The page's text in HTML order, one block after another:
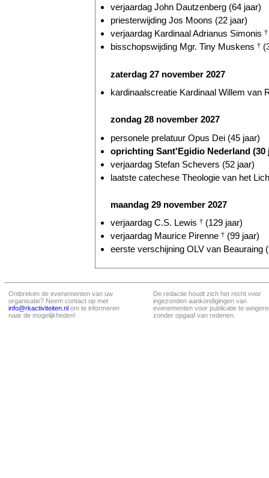
verjaardag John Dautzenberg (64 jaar)
priesterwijding Jos Moons (22 jaar)
verjaardag Kardinaal Adrianus Simonis †
bisschopswijding Mgr. Tiny Muskens †
zaterdag 27 november 2027
kardinaalscreatie Kardinaal Willem van
zondag 28 november 2027
personele prelatuur Opus Dei (45 jaar)
oprichting Sant'Egidio Nederland (30
verjaardag Stefan Schevers (52 jaar)
laatste catechese Theologie van het
maandag 29 november 2027
verjaardag C.S. Lewis † (129 jaar)
verjaardag Maurice Pirenne † (99 jaar)
eerste verschijning OLV van Beauraing
Ontbreken de evenementen van uw
organisatie? Neem contact op met
info@rkactiviteiten.nl om te informeren
naar de mogelijkheden!
De redactie houdt zich het recht voor
ingezonden aankondigingen van
evenementen voor publicatie te
zonder opgaaf van redenen.